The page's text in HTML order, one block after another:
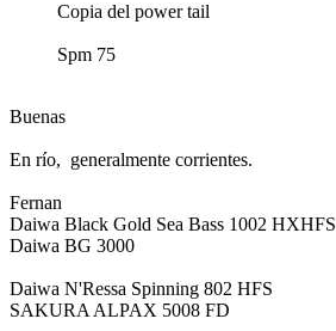
Copia del power tail
Spm 75
Buenas
En río, generalmente corrientes.
Fernan
Daiwa Black Gold Sea Bass 1002 HXHFS
Daiwa BG 3000
Daiwa N'Ressa Spinning 802 HFS
SAKURA ALPAX 5008 FD